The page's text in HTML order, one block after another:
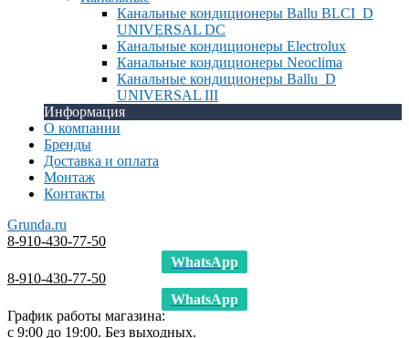
Канальные кондиционеры Ballu BLCI_D
UNIVERSAL DC
Канальные кондиционеры Electrolux
Канальные кондиционеры Neoclima
Канальные кондиционеры Ballu_D
UNIVERSAL III
Информация
О компании
Бренды
Доставка и оплата
Монтаж
Контакты
Grunda.ru
8-910-430-77-50
WhatsApp
8-910-430-77-50
WhatsApp
График работы магазина:
с 9:00 до 19:00. Без выходных.